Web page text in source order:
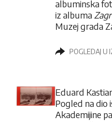
albuminska
iz albuma
Muzej grada
POGLEDAJ U
Eduard
Pogled na dio
Akademijine